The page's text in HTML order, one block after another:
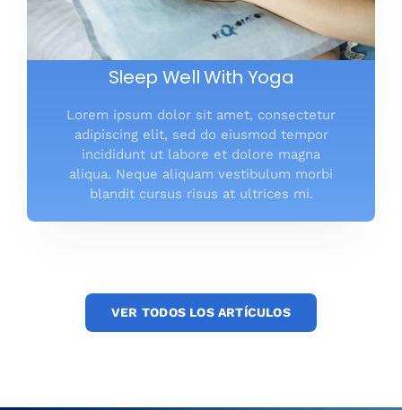
Sleep Well With Yoga
Lorem ipsum dolor sit amet, consectetur
adipiscing elit, sed do eiusmod tempor
incididunt ut labore et dolore magna
aliqua. Neque aliquam vestibulum morbi
blandit cursus risus at ultrices mi.
VER TODOS LOS ARTÍCULOS